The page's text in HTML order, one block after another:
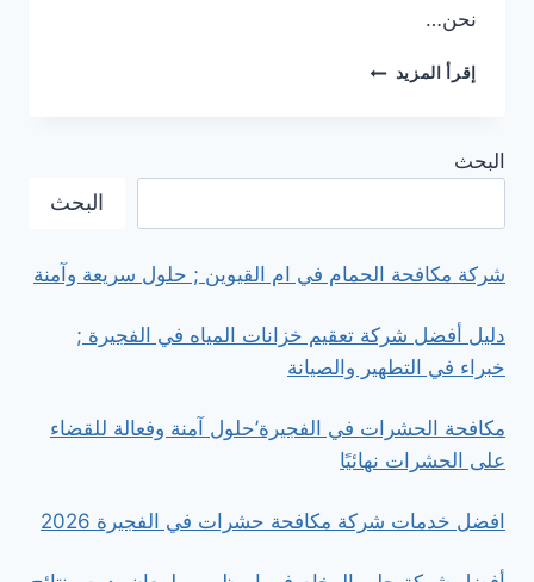
نحن…
إقرأ المزيد أشهر
وصيانة
البحث
البحث
شركة مكافحة الحمام في ام القيوين ; حلول سريعة وآمنة
دليل أفضل شركة تعقيم خزانات المياه في الفجيرة ;
خبراء في التطهير والصيانة
مكافحة الحشرات في الفجيرة’حلول آمنة وفعالة للقضاء
على الحشرات نهائيًا
افضل خدمات شركة مكافحة حشرات في الفجيرة 2026